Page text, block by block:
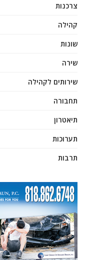
צרכנות
קהילה
שונות
שירה
שירותים לקהילה
תחבורה
תיאטרון
תערוכות
תרבות